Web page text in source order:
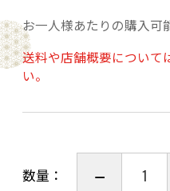
お一人様あたりの購入可
送料や店舗概要について
い。
数量：